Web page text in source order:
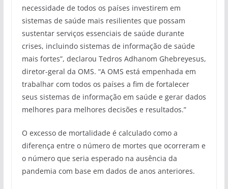
necessidade de todos os países investirem em
sistemas de saúde mais resilientes que possam
sustentar serviços essenciais de saúde durante
crises, incluindo sistemas de informação de saúde
mais fortes”, declarou Tedros Adhanom Ghebreyesus,
diretor-geral da OMS. “A OMS está empenhada em
trabalhar com todos os países a fim de fortalecer
seus sistemas de informação em saúde e gerar dados
melhores para melhores decisões e resultados.”
O excesso de mortalidade é calculado como a
diferença entre o número de mortes que ocorreram e
o número que seria esperado na ausência da
pandemia com base em dados de anos anteriores.